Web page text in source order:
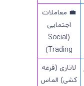
💼 معاملات
اجتمایی
(Social
Trading)
لاتاری (قرعه
کشی) الماس